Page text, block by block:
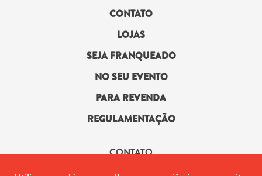
CONTATO
LOJAS
SEJA FRANQUEADO
NO SEU EVENTO
PARA REVENDA
REGULAMENTAÇÃO
CONTATO
(21) 2442-2523